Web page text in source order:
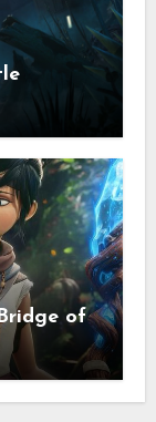
of